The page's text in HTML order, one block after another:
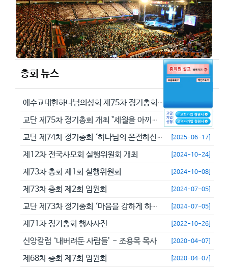
총회 뉴스
예수교대한하나님의성회 제75차 정기총회에서 정동수 목사를 이단으로 결의... [2026-05-29]
교단 제75차 정기총회 개최 "세월을 아끼라 때가 악하니라"(엡 5:16... [2026-05-23]
교단 제74차 정기총회 ‘하나님의 온전하신 뜻을 분별하자’ [2025-06-17]
제12차 전국사모회 실행위원회 개최 [2024-10-24]
제73차 총회 제1회 실행위원회 [2024-10-08]
제73차 총회 제2회 임원회 [2024-07-05]
교단 제73차 정기총회 ‘마음을 강하게 하고 극히 담대히 하라’ [2024-07-05]
제71차 정기총회 행사사진 [2022-10-26]
신앙칼럼 ‘내버려둔 사람들’ - 조용목 목사 [2020-04-07]
제68차 총회 제7회 임원회 [2020-04-07]